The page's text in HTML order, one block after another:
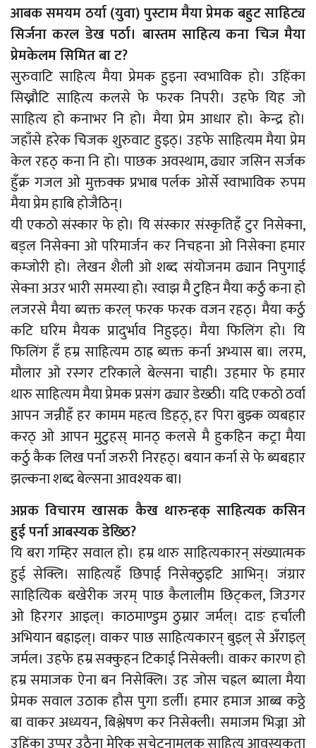
आबक समयम ठर्या (युवा) पुस्टाम मैया प्रेमक बहुट साहिट्य
सिर्जना करल डेख पर्ठा। बास्तम साहित्य कना चिज मैया
प्रेमकेलम सिमित बा ट?
सुरुवाटि साहित्य मैया प्रेमक हुइना स्वभाविक हो। उहिंका
सिख्नौटि साहित्य कलसे फे फरक निपरी। उहफे यिह जो
साहित्य हो कनाभर नि हो। मैया प्रेम आधार हो। केन्द्र हो।
जहाँसे हरेक चिजक शुरुवाट हुइठ्। उहफे साहित्यम मैया प्रेम
केल रहठ् कना नि हो। पाछक अवस्थाम, ढ्यार जसिन सर्जक
हुँक्र गजल ओ मुक्तक्क प्रभाब पर्लक ओर्से स्वाभाविक रुपम
मैया प्रेम हाबि होजैठिन्।
यी एकठो संस्कार फे हो। यि संस्कार संस्कृतिहँ टुर निसेक्ना,
बड्ल निसेक्ना ओ परिमार्जन कर निचहना ओ निसेक्ना हमार
कम्जोरी हो। लेखन शैली ओ शब्द संयोजनम ढ्यान निपुगाई
सेक्ना अउर भारी समस्या हो। स्वाझ मै टुहिन मैया कर्ठुं कना हो
लजरसे मैया ब्यक्त करल् फरक फरक वजन रहठ्। मैया कर्ठु
कटि घरिम मैयक प्रादुर्भाव निहुइठ्। मैया फिलिंग हो। यि
फिलिंग हँ हम्र साहित्यम ठाह्र ब्यक्त कर्ना अभ्यास बा। लरम,
मौलार ओ रस्गर टरिकाले बेल्सना चाही। उहमार फे हमार
थारु साहित्यम मैया प्रेमक प्रसंग ढ्यार डेख्ठी। यदि एकठो ठर्वा
आपन जन्नीहँ हर कामम महत्व डिहठ्, हर पिरा बुझ्क व्यबहार
करठ् ओ आपन मुटुहस् मानठ् कलसे मै हुकहिन कट्रा मैया
कर्ठु कैक लिख पर्ना जरुरी निरहठ्। बयान कर्ना से फे ब्यबहार
झल्कना शब्द बेल्सना आवश्यक बा।
अप्नक विचारम खासक कैख थारुन्हक् साहित्यक कसिन
हुई पर्ना आबस्यक डेख्ठि?
यि बरा गम्हिर सवाल हो। हम्र थारु साहित्यकारन् संख्यात्मक
हुई सेक्लि। साहित्यहँ छिपाई निसेक्ठुइटि आभिन्। जंग्रार
साहित्यिक बखेरीक जरम् पाछ कैलालीम छिट्कल, जिउगर
ओ हिरगर आइल्। काठमाण्डुम ठुम्रार जर्मल्। दाङ हर्चाली
अभियान बह्राइल्। वाकर पाछ साहित्यकारन् बुइल् से अँराइल्
जर्मल। उहफे हम्र सक्कुहन टिकाई निसेक्ली। वाकर कारण हो
हम्र समाजक ऐना बन निसेक्लि। उह जोस चह्रल ब्याला मैया
प्रेमक सवाल उठाक हौस पुगा डर्ली। हमार हमाज आब्ब कठ्ठे
बा वाकर अध्ययन, बिश्लेषण कर निसेक्ली। समाजम भिज्ना ओ